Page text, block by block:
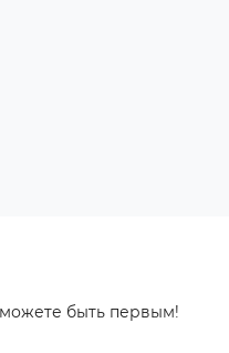
быть первым!